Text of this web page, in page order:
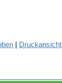
| Druckansicht